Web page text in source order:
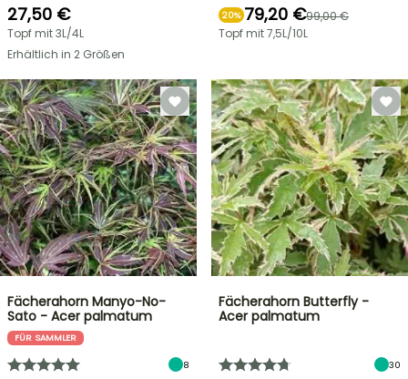
27,50 €
Topf mit 3L/4L
Erhältlich in 2 Größen
20% 79,20 €99,00 €
Topf mit 7,5L/10L
Fächerahorn Manyo-No-
Sato - Acer palmatum
FÜR SAMMLER
8
Fächerahorn Butterfly -
Acer palmatum
30